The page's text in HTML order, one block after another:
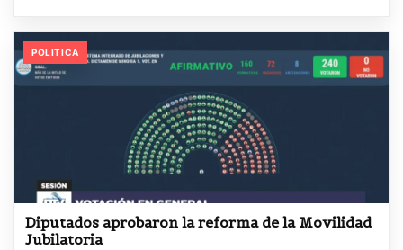
POLITICA
Diputados aprobaron la reforma de la Movilidad
Jubilatoria